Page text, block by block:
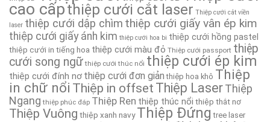
Thiệp Cưới TA140
Thiệp Cưới TA084
Thiệp Cưới TA080
Thiệp Cưới TA003
cao cấpthiệp cưới cắt laser Thiệp cưới cắt viền
laser thiệp cưới dập chìm thiệp cưới giấy vân ép kim
thiệp cưới giấy ánh kim thiệp cưới hoa bi thiệp cưới hồng pastel
thiệp cưới in tiếng hoa thiệp cưới màu đỏ Thiệp cưới passport thiệp
cưới song ngữ thiệp cưới thúc nổi thiệp cưới ép kim
thiệp cưới đính nơ thiệp cưới đơn giản thiệp hoa khô Thiệp
in chữ nổi Thiệp in offset Thiệp LaserThiệp
Ngang thiệp phúc đáp Thiệp Ren thiệp thúc nổi thiệp thắt nơ
Thiệp Vuông thiệp xanh navy Thiệp Đứng tree laser